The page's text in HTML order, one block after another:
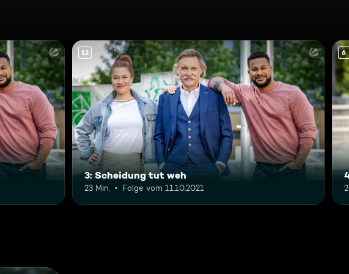
12
3: Scheidung tut weh
23 Min. Folge vom 11.10.2021
6